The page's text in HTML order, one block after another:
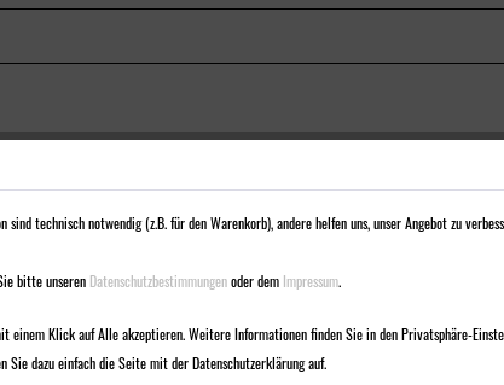
sind technisch notwendig (z.B. für den Warenkorb), andere helfen uns, unser Angebot zu
bitte unseren Datenschutzbestimmungenoder dem Impressum.
einem Klick auf Alle akzeptieren. Weitere Informationen finden Sie in den Privatsphäre-
Sie dazu einfach die Seite mit der Datenschutzerklärung auf.